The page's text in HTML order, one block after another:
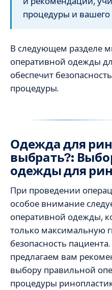
процедуры и вашего
В следующем разделе
оперативной одежды
обеспечит
процедуры.
Одежда для
выбрать?:
одежды для
При проведении
особое внимание
оперативной одежды,
только максимальную
безопасность
предлагаем вам
выбору правильной
процедуры